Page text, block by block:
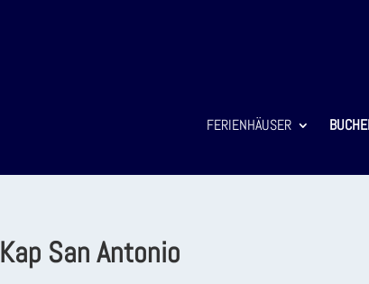
FERIENHÄUSER
Kap San Antonio